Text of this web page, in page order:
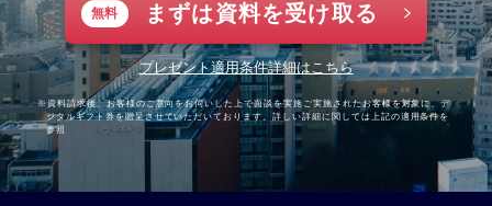
無料 まずは資料を受け取る
プレゼント適用条件詳細はこちら
※資料請求後、お客様のご意向をお伺いした上で面談を実施ご実施されたお客様を対象に、デ
ジタルギフト券を贈呈させていただいております。詳しい詳細に関しては上記の適用条件を
参照